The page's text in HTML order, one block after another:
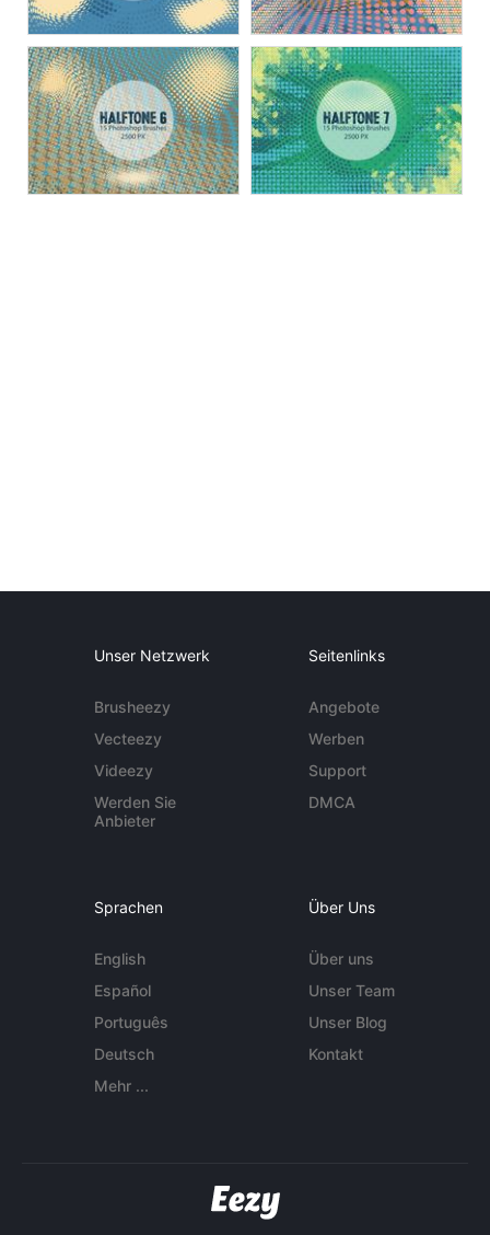
Unser Netzwerk
Brusheezy
Vecteezy
Videezy
Werden Sie
Anbieter
Seitenlinks
Angebote
Werben
Support
DMCA
Sprachen
English
Español
Português
Deutsch
Mehr ...
Über Uns
Über uns
Unser Team
Unser Blog
Kontakt